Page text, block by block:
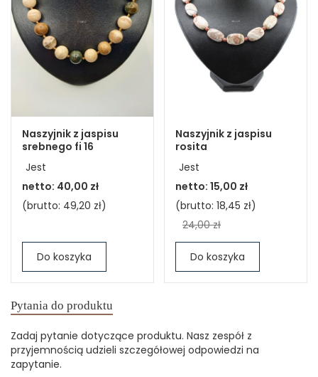
Naszyjnik z jaspisu
srebnego fi 16
Jest
netto: 40,00 zł
(brutto: 49,20 zł)
Do koszyka
Naszyjnik z jaspisu
rosita
Jest
netto: 15,00 zł
(brutto: 18,45 zł)
24,00 zł
Do koszyka
Pytania do produktu
Zadaj pytanie dotyczące produktu. Nasz zespół z
przyjemnością udzieli szczegółowej odpowiedzi na
zapytanie.